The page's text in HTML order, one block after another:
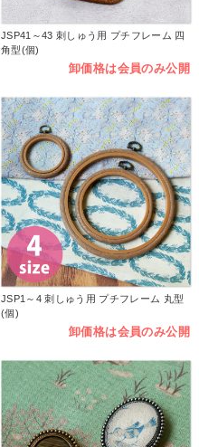
JSP41～43 刺しゅう用 プチフレーム 四
角型(個)
卸価格は会員のみ公開
JSP1～4 刺しゅう用 プチフレーム 丸型
(個)
卸価格は会員のみ公開